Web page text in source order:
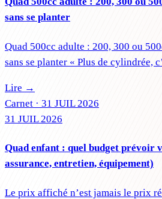
sans se planter
Quad 500cc adulte : 200, 300 ou
sans se planter « Plus de cylindrée,
Lire →
Carnet · 31 JUIL 2026
31 JUIL 2026
Quad enfant : quel budget prévoir
assurance, entretien, équipement)
Le prix affiché n’est jamais le prix